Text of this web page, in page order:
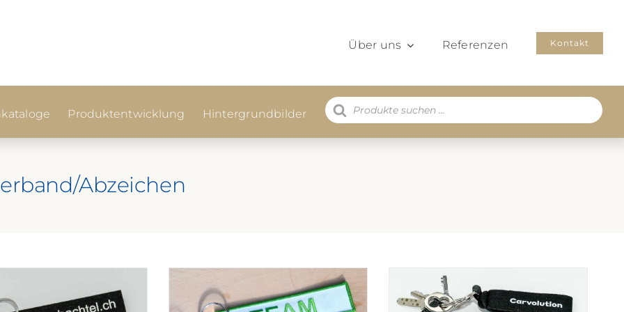
Über uns Referenzen Kontakt
Produktentwicklung Hintergrundbilder
Products
search
Abzeichen